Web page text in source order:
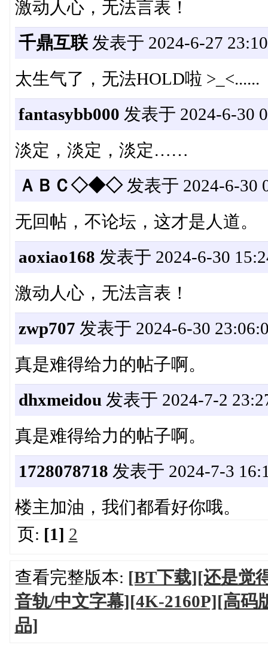
激动人心，无法言表！
千鼎互联发表于 2024-6-27
太生气了，无法HOLD啦 >_<......
fantasybb000 发表于 2024-6-30
淡定，淡定，淡定……
ＡＢＣ◇◆◇发表于 2024-6-30
无回帖，不论坛，这才是人道。
aoxiao168 发表于 2024-6-30
激动人心，无法言表！
zwp707 发表于 2024-6-30
真是难得给力的帖子啊。
dhxmeidou 发表于 2024-7-2
真是难得给力的帖子啊。
1728078718 发表于 2024-7-3
楼主加油，我们都看好你哦。
页: [1] 2
查看完整版本: [BT下载][还是觉
音轨/中文字幕][4K-2160P][高
品]